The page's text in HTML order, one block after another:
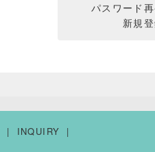
パスワード
新規
INQUIRY